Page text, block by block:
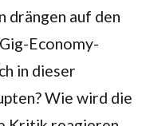
auf den
Economy-
in dieser
Wie wird die